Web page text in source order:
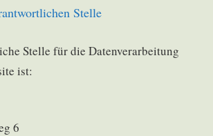
Stelle
Stelle für die Datenverarbeitung
ist:
6